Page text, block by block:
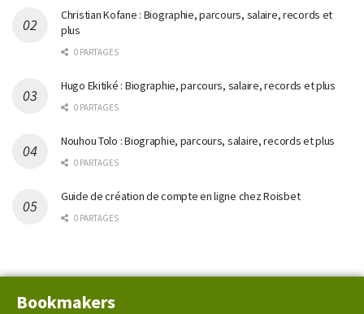
Christian Kofane : Biographie, parcours, salaire, records et
plus
0 PARTAGES
Hugo Ekitiké : Biographie, parcours, salaire, records et plus
0 PARTAGES
Nouhou Tolo : Biographie, parcours, salaire, records et plus
0 PARTAGES
Guide de création de compte en ligne chez Roisbet
0 PARTAGES
Bookmakers